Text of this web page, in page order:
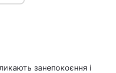
занепокоєння і